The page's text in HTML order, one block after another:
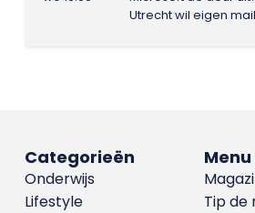
Utrecht wil eigen
Menu
Tip de
Categorieën
Onderwijs
Lifestyle